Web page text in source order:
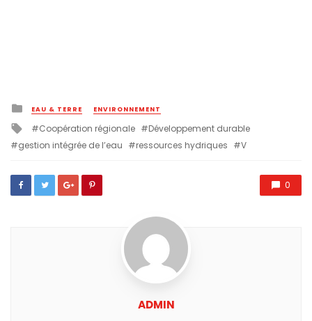
Posted
in
EAU & TERRE ENVIRONNEMENT
Tagged
with
Coopération régionale
Développement durable
gestion intégrée de l’eau
ressources hydriques V
0
ADMIN